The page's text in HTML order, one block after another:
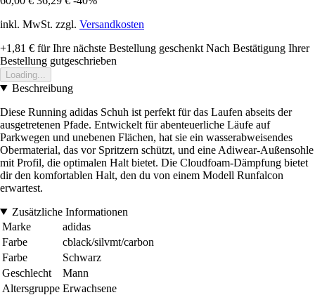
inkl. MwSt. zzgl. Versandkosten
+1,81 € für Ihre nächste Bestellung geschenkt Nach Bestätigung Ihrer
Bestellung gutgeschrieben
Loading...
Beschreibung
Diese Running adidas Schuh ist perfekt für das Laufen abseits der
ausgetretenen Pfade. Entwickelt für abenteuerliche Läufe auf
Parkwegen und unebenen Flächen, hat sie ein wasserabweisendes
Obermaterial, das vor Spritzern schützt, und eine Adiwear-Außensohle
mit Profil, die optimalen Halt bietet. Die Cloudfoam-Dämpfung bietet
dir den komfortablen Halt, den du von einem Modell Runfalcon
erwartest.
Zusätzliche Informationen
Marke
adidas
Farbe
cblack/silvmt/carbon
Farbe
Schwarz
Geschlecht
Mann
Altersgruppe Erwachsene